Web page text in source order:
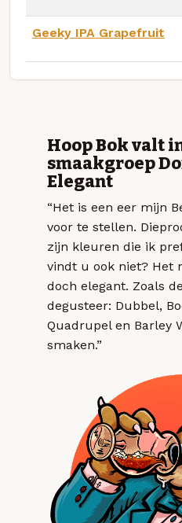
Geeky IPA Grapefruit
Hoop Bok valt
smaakgroep
Elegant
“Het is een eer mijn
voor te stellen.
zijn kleuren die ik
vindt u ook niet? Het
doch elegant. Zoals
degusteer: Dubbel,
Quadrupel en Barley
smaken.”